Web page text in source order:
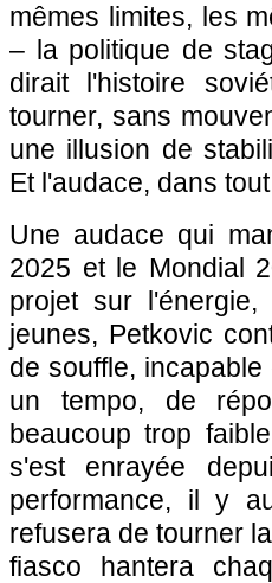
mêmes limites, les
– la politique de
dirait l'histoire
tourner, sans
une illusion de
Et l'audace, dans
Une audace qui
2025 et le Mondial
projet sur
jeunes, Petkovic
de souffle,
un tempo, de
beaucoup trop
s'est enrayée
performance, il y
refusera de tourner
fiasco hantera